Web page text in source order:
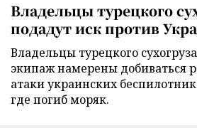
Владельцы турецкого
подадут иск против
Владельцы турецкого
экипаж намерены добиваться
атаки украинских
где погиб моряк.